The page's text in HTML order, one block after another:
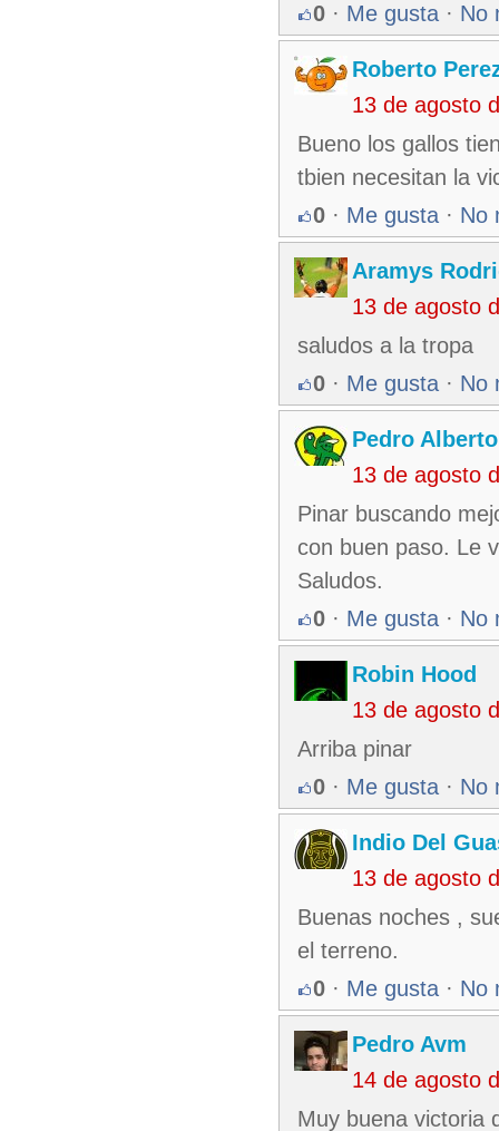
0 · Me gusta · No
Roberto
13 de agosto
Bueno los gallos
tbien necesitan la
0 · Me gusta · No
Aramys
13 de agosto
saludos a la tropa
0 · Me gusta · No
Pedro
13 de agosto
Pinar buscando
con buen paso. Le
Saludos.
0 · Me gusta · No
Robin Hood
13 de agosto
Arriba pinar
0 · Me gusta · No
Indio Del
13 de agosto
Buenas noches ,
el terreno.
0 · Me gusta · No
Pedro Avm
14 de agosto
Muy buena victoria